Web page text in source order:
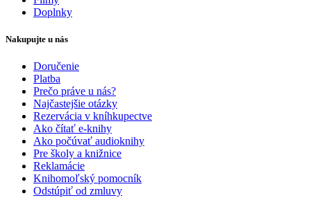
Doplnky
Nakupujte u nás
Doručenie
Platba
Prečo práve u nás?
Najčastejšie otázky
Rezervácia v kníhkupectve
Ako čítať e-knihy
Ako počúvať audioknihy
Pre školy a knižnice
Reklamácie
Knihomoľský pomocník
Odstúpiť od zmluvy